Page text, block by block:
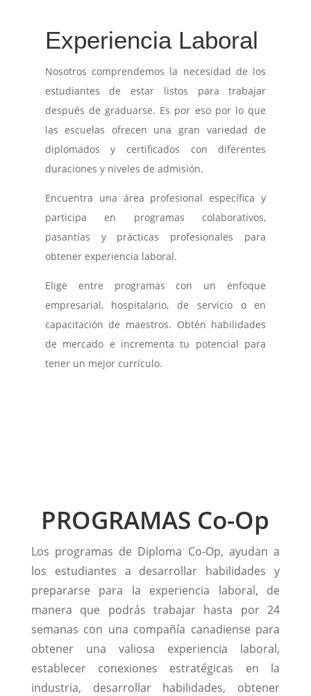
Experiencia Laboral
Nosotros comprendemos la necesidad de los
estudiantes de estar listos para trabajar
después de graduarse. Es por eso por lo que
las escuelas ofrecen una gran variedad de
diplomados y certificados con diferentes
duraciones y niveles de admisión.
Encuentra una área profesional específica y
participa en programas colaborativos,
pasantías y prácticas profesionales para
obtener experiencia laboral.
Elige entre programas con un enfoque
empresarial, hospitalario, de servicio o en
capacitación de maestros. Obtén habilidades
de mercado e incrementa tu potencial para
tener un mejor currículo.
PROGRAMAS Co-Op
Los programas de Diploma Co-Op, ayudan a
los estudiantes a desarrollar habilidades y
prepararse para la experiencia laboral, de
manera que podrás trabajar hasta por 24
semanas con una compañía canadiense para
obtener una valiosa experiencia laboral,
establecer conexiones estratégicas en la
industria, desarrollar habilidades, obtener